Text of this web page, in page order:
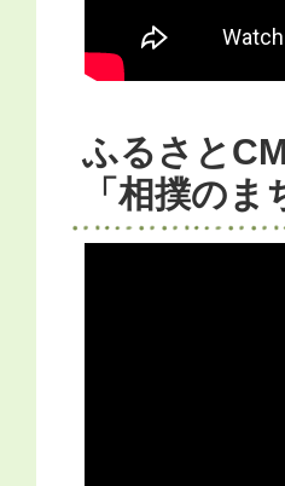
ふるさと
「相撲のま